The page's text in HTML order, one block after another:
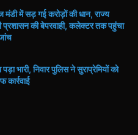
मंडी में सड़ गई करोड़ों की धान, राज्य
प्रशासन की बेपरवाही, कलेक्टर तक पहुंचा
भारी, निवार पुलिस ने सुराप्रेमियों को
कार्रवाई